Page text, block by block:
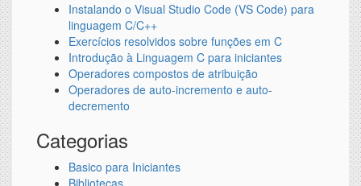
Instalando o Visual Studio Code (VS Code) para
linguagem C/C++
Exercícios resolvidos sobre funções em C
Introdução à Linguagem C para iniciantes
Operadores compostos de atribuição
Operadores de auto-incremento e auto-
decremento
Categorias
Basico para Iniciantes